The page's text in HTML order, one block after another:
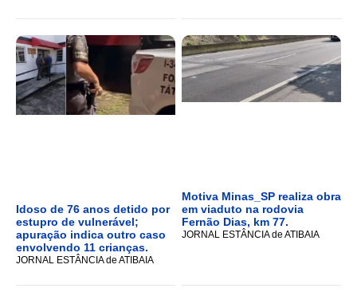
Idoso de 76 anos detido por
estupro de vulnerável;
apuração indica outro caso
envolvendo 11 crianças.
JORNAL ESTÂNCIA de ATIBAIA
Motiva Minas_SP realiza obra
em viaduto na rodovia
Fernão Dias, km 77.
JORNAL ESTÂNCIA de ATIBAIA